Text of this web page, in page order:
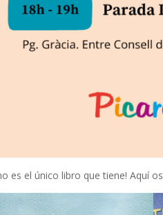
es el único libro que tiene! Aquí